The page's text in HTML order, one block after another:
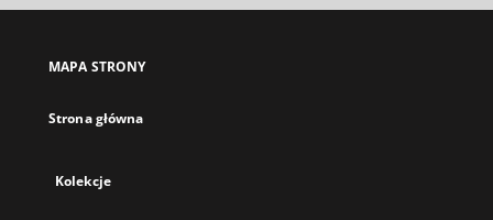
MAPA STRONY
Strona główna
Kolekcje